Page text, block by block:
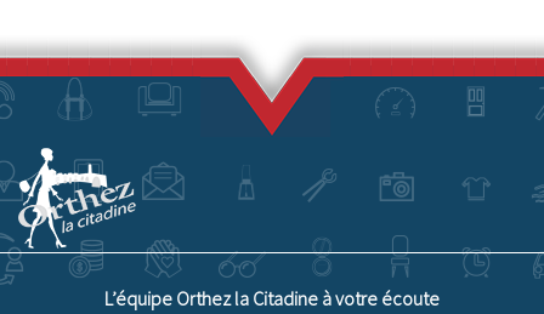
L’équipe Orthez la Citadine à votre écoute